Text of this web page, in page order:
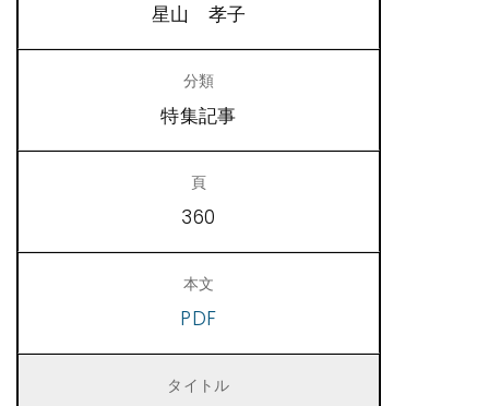
星山 孝子
特集記事
360
PDF